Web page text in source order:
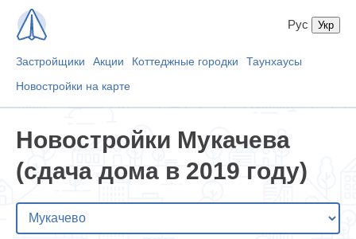
Застройщики Акции Коттеджные городки
Таунхаусы
Новостройки на карте
Рус
Новостройки Мукачева
(сдача дома в 2019 году)